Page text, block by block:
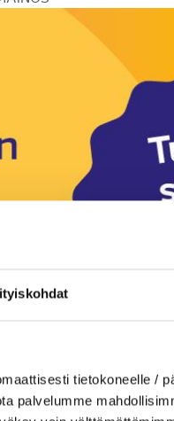
tietokoneelle /
palvelumme